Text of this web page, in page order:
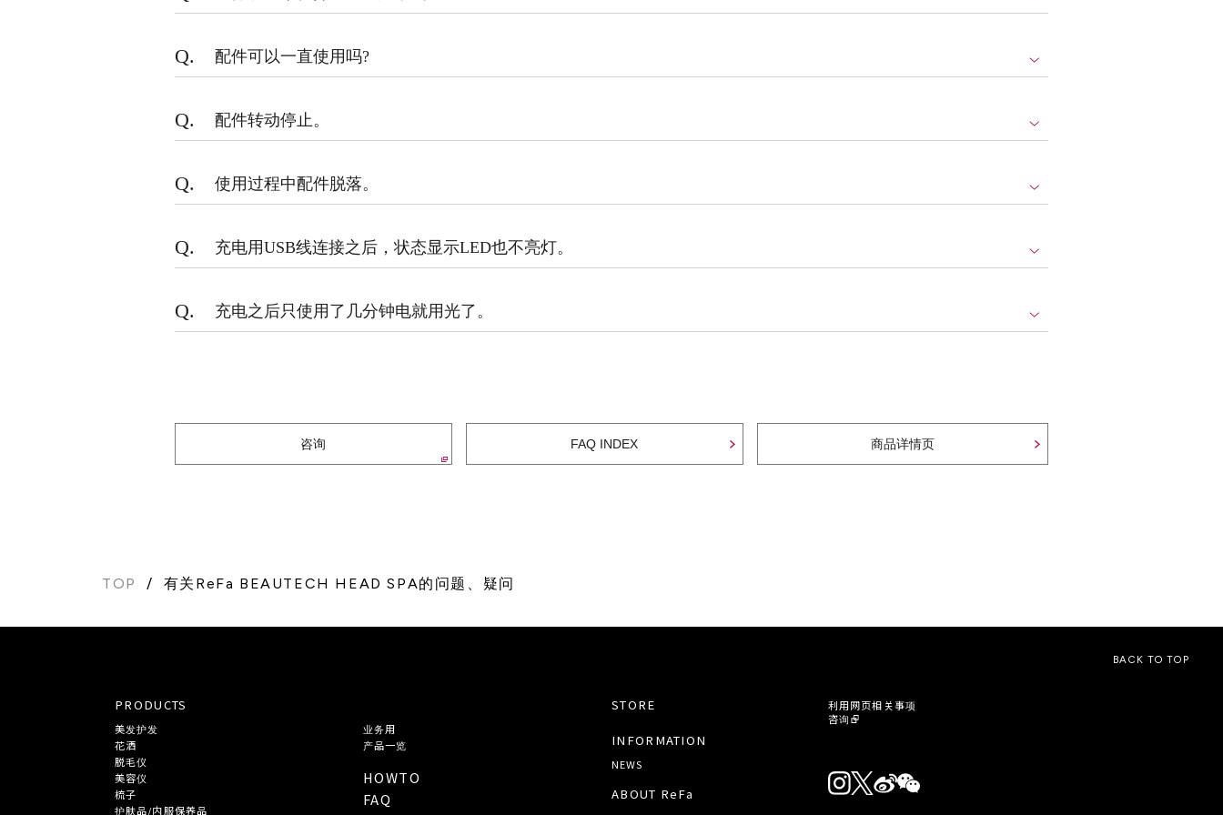
Q. 配件可以一直使用吗?
Q. 配件转动停止。
Q. 使用过程中配件脱落。
Q. 充电用USB线连接之后，状态显示LED也不亮灯。
Q. 充电之后只使用了几分钟电就用光了。
咨询 FAQ INDEX 商品详情页
TOP 有关ReFa BEAUTECH HEAD SPA的问题、疑问
BACK TO TOP
PRODUCTS
美发护发
花洒
脱毛仪
美容仪
梳子
护肤品/内服保养品
业务用
产品一览
HOWTO
FAQ
STORE
INFORMATION
NEWS
ABOUT ReFa
利用网页相关事项
咨询